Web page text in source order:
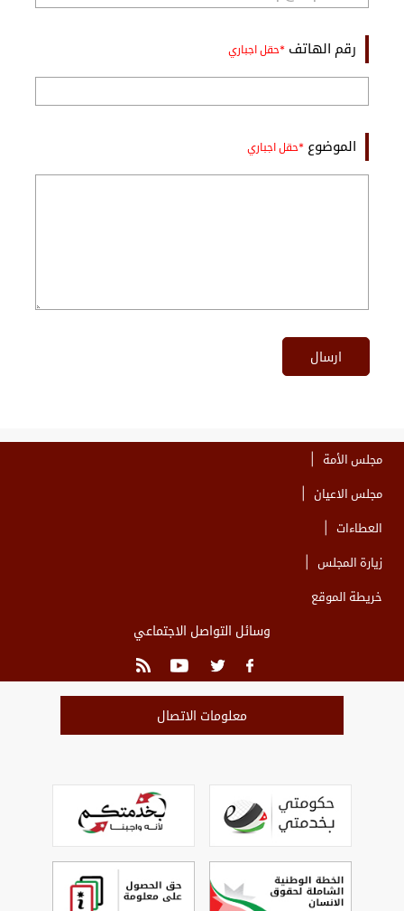
رقم الهاتف
الموضوع
ارسال
مجلس الأمة
مجلس الاعيان
العطاءات
زيارة المجلس
خريطة الموقع
وسائل التواصل الاجتماعي
معلومات الاتصال